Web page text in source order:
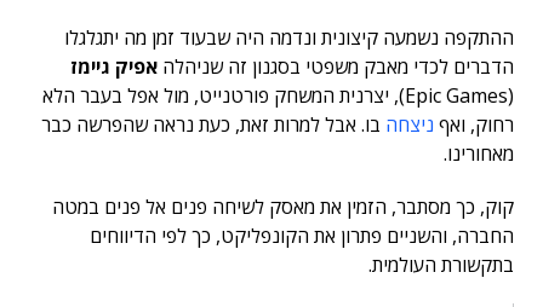
ההתקפה נשמעה קיצונית ונדמה היה שבעוד זמן מה יתגלגלו
הדברים לכדי מאבק משפטי בסגנון זה שניהלה אפיק גיימז
(Epic Games), יצרנית המשחק פורטנייט, מול אפל בעבר הלא
רחוק, ואף ניצחה בו. אבל למרות זאת, כעת נראה שהפרשה כבר
מאחורינו.
קוק, כך מסתבר, הזמין את מאסק לשיחה פנים אל פנים במטה
החברה, והשניים פתרון את הקונפליקט, כך לפי הדיווחים
בתקשורת העולמית.